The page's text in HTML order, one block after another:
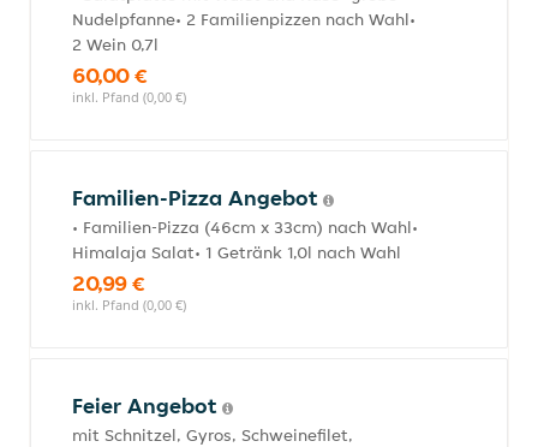
Nudelpfanne• 2 Familienpizzen nach Wahl•
2 Wein 0,7l
60,00 €
inkl. Pfand (0,00 €)
Familien-Pizza Angebot
• Familien-Pizza (46cm x 33cm) nach Wahl•
Himalaja Salat• 1 Getränk 1,0l nach Wahl
20,99 €
inkl. Pfand (0,00 €)
Feier Angebot
mit Schnitzel, Gyros, Schweinefilet,